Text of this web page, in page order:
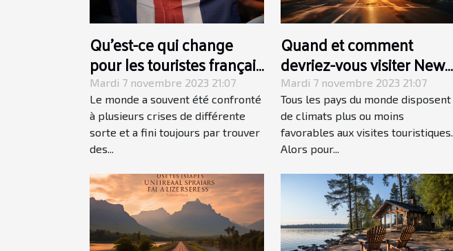
Qu’est-ce qui change
pour les touristes français
après le Brexit ?
Mardi 7 novembre 2023 21:07
Le monde a souvent été confronté
à plusieurs crises de différente
sorte et a fini toujours par trouver
des...
Quand et comment
devriez-vous visiter New
York ?
Mardi 7 novembre 2023 21:07
Tous les pays du monde disposent
de climats plus ou moins
favorables aux visites touristiques.
Alors pour...